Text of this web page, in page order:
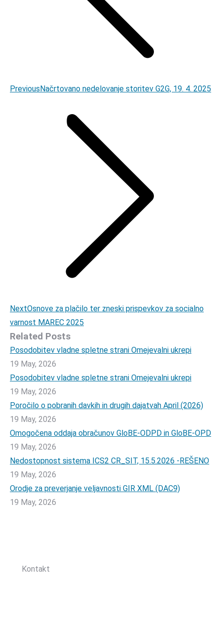
PreviousPrevious
Načrtovano nedelovanje storitev G2G, 19. 4. 2025
NextNext
post:
Osnove za plačilo ter zneski prispevkov za socialno
varnost MAREC 2025
Related Posts
Posodobitev vladne spletne strani Omejevalni ukrepi
19 May, 2026
Posodobitev vladne spletne strani Omejevalni ukrepi
19 May, 2026
Poročilo o pobranih davkih in drugih dajatvah April (2026)
19 May, 2026
Omogočena oddaja obračunov GloBE-ODPD in GloBE-OPD
19 May, 2026
Nedostopnost sistema ICS2 CR_SIT, 15.5.2026 -REŠENO
19 May, 2026
Orodje za preverjanje veljavnosti GIR XML (DAC9)
19 May, 2026
Kontakt